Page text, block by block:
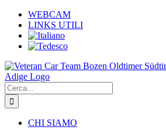
Salta
contenuto
WEBCAM
LINKS UTILI
Cerca
per:
CHI SIAMO